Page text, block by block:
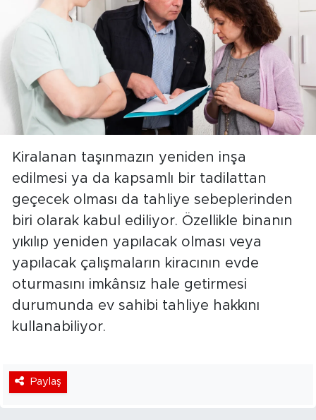
Kiralanan taşınmazın yeniden inşa
edilmesi ya da kapsamlı bir tadilattan
geçecek olması da tahliye sebeplerinden
biri olarak kabul ediliyor. Özellikle binanın
yıkılıp yeniden yapılacak olması veya
yapılacak çalışmaların kiracının evde
oturmasını imkânsız hale getirmesi
durumunda ev sahibi tahliye hakkını
kullanabiliyor.
Paylaş